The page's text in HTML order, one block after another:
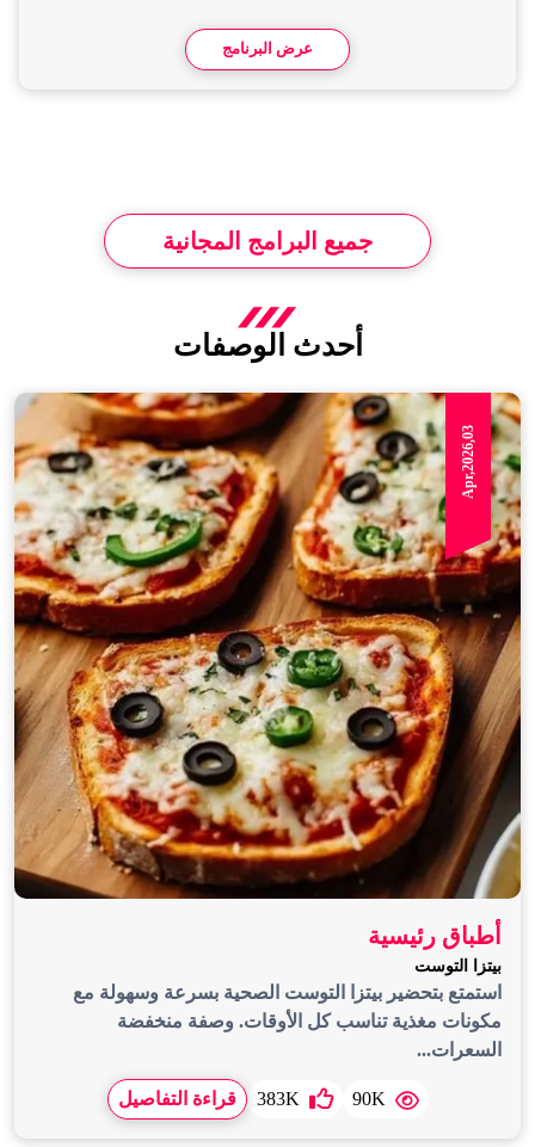
عرض البرنامج
جميع البرامج المجانية
أحدث الوصفات
Apr,2026,03
أطباق رئيسية
بيتزا التوست
استمتع بتحضير بيتزا التوست الصحية بسرعة وسهولة مع
مكونات مغذية تناسب كل الأوقات. وصفة منخفضة
السعرات...
90K
383K قراءة التفاصيل